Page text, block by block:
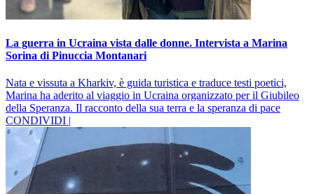
La guerra in Ucraina vista dalle donne. Intervista a Marina
Sorina di Pinuccia Montanari
Nata e vissuta a Kharkiv, è guida turistica e traduce testi poetici,
Marina ha aderito al viaggio in Ucraina organizzato per il Giubileo
della Speranza. Il racconto della sua terra e la speranza di pace
CONDIVIDI |